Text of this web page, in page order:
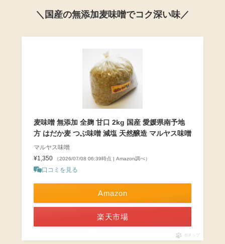
＼国産の無添加麦味噌でコク深い味／
麦味噌 無添加 全麹 甘口 2kg 国産 愛媛県南予地
方 はだか麦 つぶ味噌 減塩 天然醸造 マルヤス味噌
マルヤス味噌
¥1,350
（2026/07/08 06:39時点 | Amazon調べ）
口コミを見る
Amazon
楽天市場
ポチップ